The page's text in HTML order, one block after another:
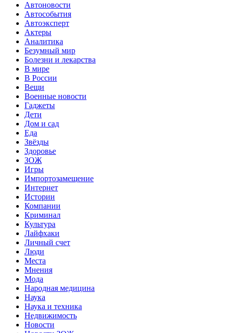
Автоновости
Автособытия
Автоэксперт
Актеры
Аналитика
Безумный мир
Болезни и лекарства
В мире
В России
Вещи
Военные новости
Гаджеты
Дети
Дом и сад
Еда
Звёзды
Здоровье
ЗОЖ
Игры
Импортозамещение
Интернет
Истории
Компании
Криминал
Культура
Лайфхаки
Личный счет
Люди
Места
Мнения
Мода
Народная медицина
Наука
Наука и техника
Недвижимость
Новости